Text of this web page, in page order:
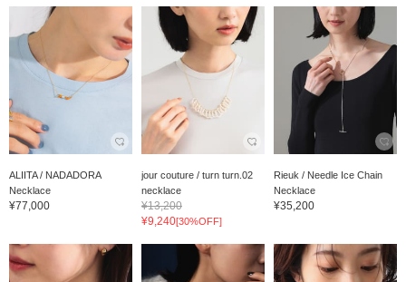
ALIITA / NADADORA
Necklace
¥77,000
jour couture / turn turn.02
necklace
¥13,200
¥9,240[30%OFF]
Rieuk / Needle Ice Chain
Necklace
¥35,200